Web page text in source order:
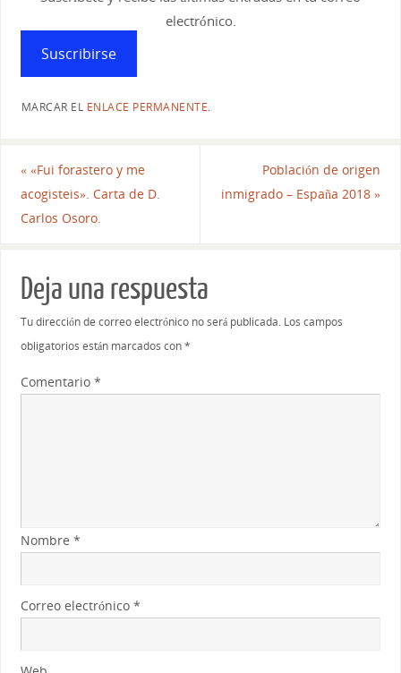
electrónico.
Suscribirse
MARCAR EL ENLACE PERMANENTE.
««Fui forastero y me
acogisteis». Carta de D.
Carlos Osoro.
Población de origen
inmigrado – España 2018»
Deja una respuesta
Tu dirección de correo electrónico no será publicada. Los campos
obligatorios están marcados con*
Comentario *
Nombre *
Correo electrónico *